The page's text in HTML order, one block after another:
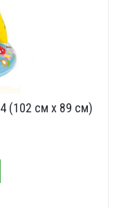
(102 см х 89 см)